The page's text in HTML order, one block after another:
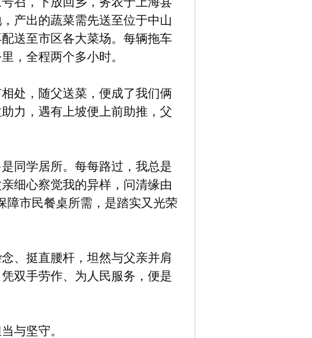
产出的蔬菜需先送至位于中山
送至市区各大菜场。每辆拖车
，全程两个多小时。
处，随父送菜，便成了我们俩
力，遇有上坡便上前助推，父
同学居所。每每路过，我总是
细心察觉我的异样，问清缘由
障市民餐桌所需，是踏实又光荣
、挺直腰杆，坦然与父亲并肩
双手劳作、为人民服务，便是
与坚守。